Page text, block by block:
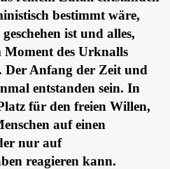
bestimmt wäre,
ist und alles,
Moment des Urknalls
Der Anfang der Zeit und
entstanden sein. In
für den freien Willen,
auf einen
nur auf
reagieren kann.